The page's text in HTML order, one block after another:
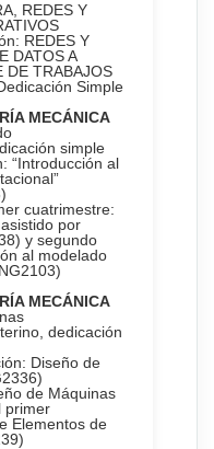
REDES Y
REDES Y
DATOS A
DE TRABAJOS
Simple
MECÁNICA
simple
“Introducción al
cuatrimestre:
por
y segundo
al modelado
MECÁNICA
dedicación
Diseño de
de Máquinas
primer
Elementos de